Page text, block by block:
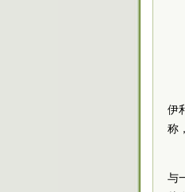
伊
称
与